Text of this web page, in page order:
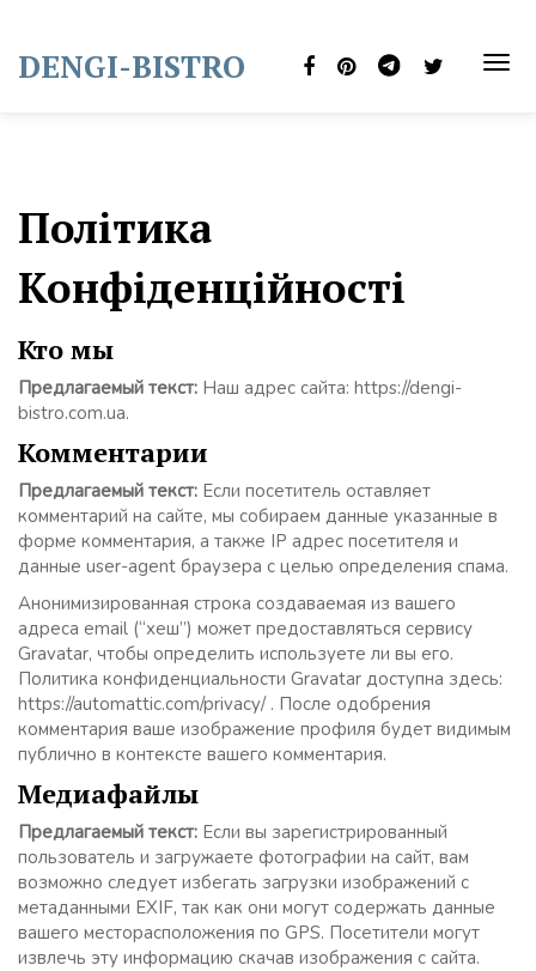
content
DENGI-BISTRO
Політика
Конфіденційності
Кто мы
Предлагаемый текст: Наш адрес сайта: https://dengi-
bistro.com.ua.
Комментарии
Предлагаемый текст: Если посетитель оставляет
комментарий на сайте, мы собираем данные указанные в
форме комментария, а также IP адрес посетителя и
данные user-agent браузера с целью определения спама.
Анонимизированная строка создаваемая из вашего
адреса email (“хеш”) может предоставляться сервису
Gravatar, чтобы определить используете ли вы его.
Политика конфиденциальности Gravatar доступна здесь:
https://automattic.com/privacy/ . После одобрения
комментария ваше изображение профиля будет видимым
публично в контексте вашего комментария.
Медиафайлы
Предлагаемый текст: Если вы зарегистрированный
пользователь и загружаете фотографии на сайт, вам
возможно следует избегать загрузки изображений с
метаданными EXIF, так как они могут содержать данные
вашего месторасположения по GPS. Посетители могут
извлечь эту информацию скачав изображения с сайта.